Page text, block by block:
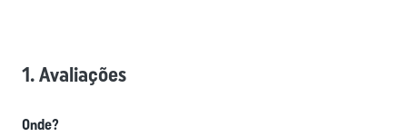
1. Avaliações
Onde?